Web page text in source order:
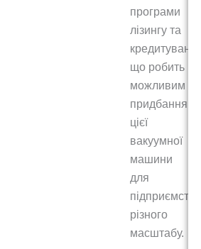
програми
лізингу та
кредитування,
що робить
можливим
придбання
цієї
вакуумної
машини
для
підприємств
різного
масштабу.